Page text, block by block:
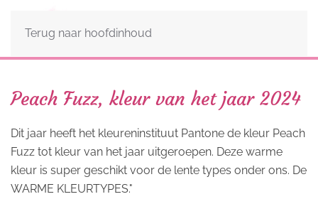
Terug naar hoofdinhoud
Peach Fuzz, kleur van het jaar 2024
Dit jaar heeft het kleureninstituut Pantone de kleur Peach
Fuzz tot kleur van het jaar uitgeroepen. Deze warme
kleur is super geschikt voor de lente types onder ons. De
WARME KLEURTYPES."